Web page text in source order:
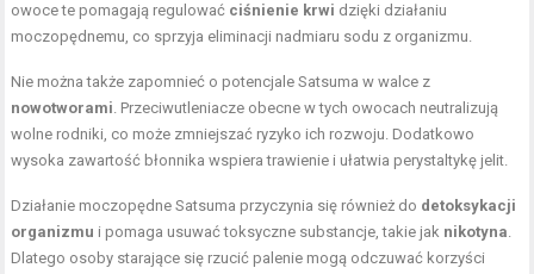
owoce te pomagają regulować ciśnienie krwi dzięki działaniu
moczopędnemu, co sprzyja eliminacji nadmiaru sodu z organizmu.
Nie można także zapomnieć o potencjale Satsuma w walce z
nowotworami. Przeciwutleniacze obecne w tych owocach neutralizują
wolne rodniki, co może zmniejszać ryzyko ich rozwoju. Dodatkowo
wysoka zawartość błonnika wspiera trawienie i ułatwia perystaltykę jelit.
Działanie moczopędne Satsuma przyczynia się również do detoksykacji
organizmu i pomaga usuwać toksyczne substancje, takie jak nikotyna.
Dlatego osoby starające się rzucić palenie mogą odczuwać korzyści